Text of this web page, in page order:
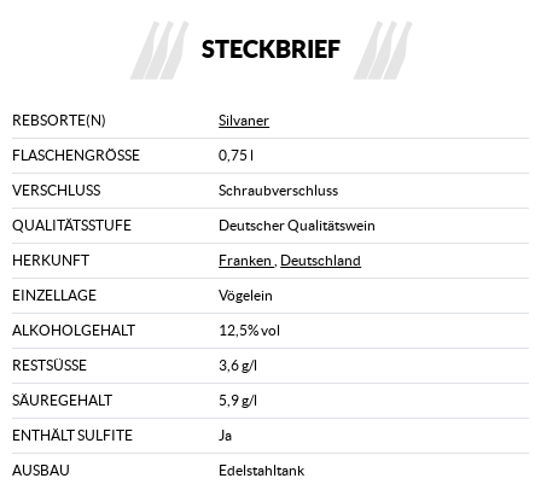
STECKBRIEF
REBSORTE(N) Silvaner
FLASCHENGRÖSSE 0,75 l
VERSCHLUSS Schraubverschluss
QUALITÄTSSTUFE Deutscher Qualitätswein
HERKUNFT Franken Deutschland
EINZELLAGE Vögelein
ALKOHOLGEHALT 12,5% vol
RESTSÜSSE 3,6 g/l
SÄUREGEHALT 5,9 g/l
ENTHÄLT SULFITE Ja
AUSBAU Edelstahltank